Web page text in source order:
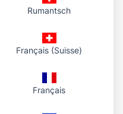
– Guida
immagine con il
tutorial
Rumantsch
Français (Suisse)
Français